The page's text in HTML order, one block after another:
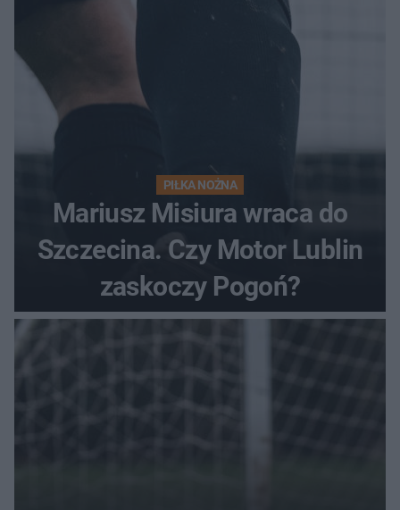
PIŁKA NOŻNA
Mariusz Misiura wraca do
Szczecina. Czy Motor Lublin
zaskoczy Pogoń?